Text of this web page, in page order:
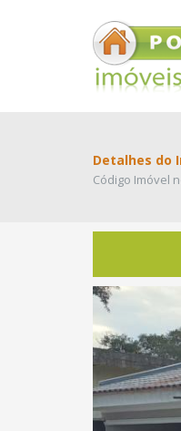
Detalhes do
Código Imóvel